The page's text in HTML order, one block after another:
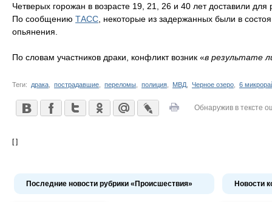
Четверых горожан в возрасте 19, 21, 26 и 40 лет доставили для
По сообщению ТАСС , некоторые из задержанных были в
опьянения.
По словам участников драки, конфликт возник «в результате
Теги: драка пострадавшие переломы полиция МВД Черное озеро 6
Обнаружив в тексте
[ ]
Последние новости рубрики «Происшествия» Новости